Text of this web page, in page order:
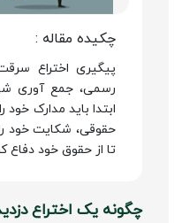
چکیده مقاله :
پیگیری اختراع
رسمی، جمع آوری
ابتدا باید مدارک
حقوقی، شکایت خود
تا از حقوق خود دفاع
چگونه یک اختراع